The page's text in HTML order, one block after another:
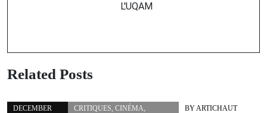
L'UQAM
Related Posts
DECEMBER
CRITIQUES CINÉMA BY ARTICHAUT